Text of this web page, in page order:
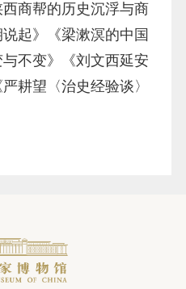
西商帮的历史沉浮与商
起 》 《梁漱溟的中国
与不变》《刘文西延安
严耕望〈治史经验谈 〉